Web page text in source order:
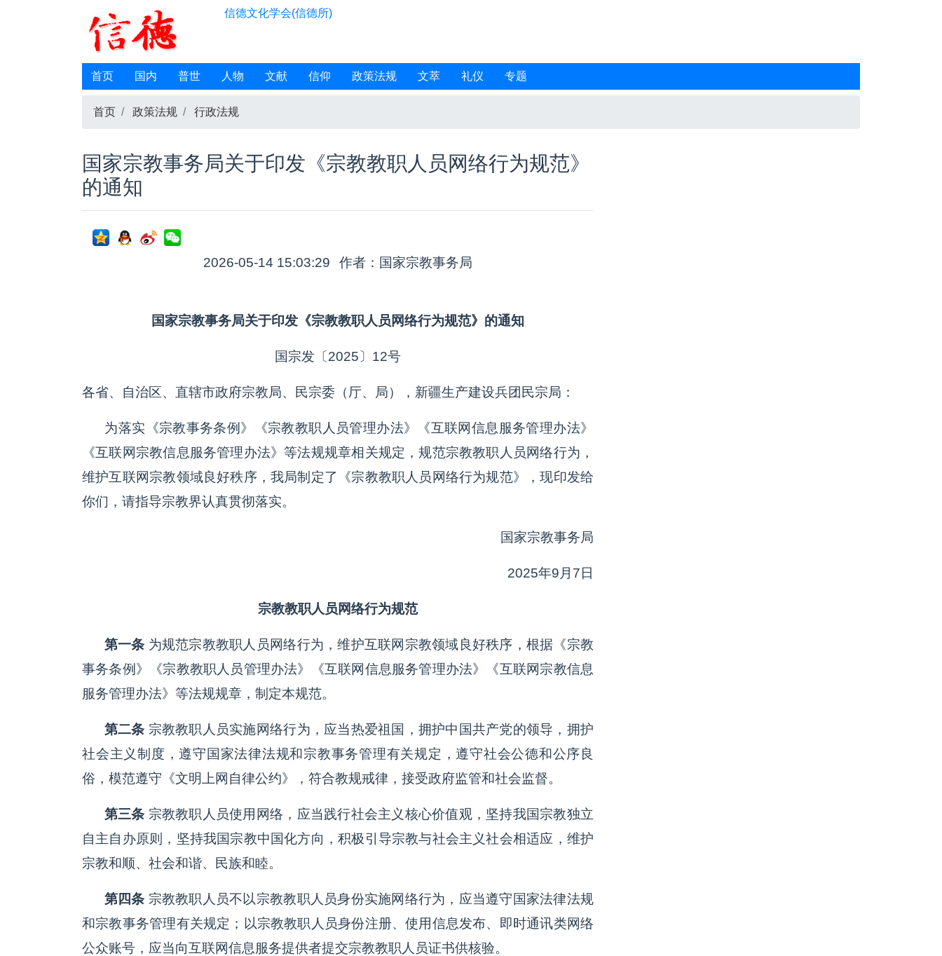
信德文化学会(信德所)
首页 国内 普世 人物 文献 信仰 政策法规 文萃 礼仪 专题
首页 政策法规 行政法规
国家宗教事务局关于印发《宗教教职人员网络行为规范》
的通知
2026-05-14 15:03:29 作者：国家宗教事务局
国家宗教事务局关于印发《宗教教职人员网络行为规范》的通知
国宗发〔2025〕12号
各省、自治区、直辖市政府宗教局、民宗委（厅、局），新疆生产建设兵团民宗局：
为落实《宗教事务条例》《宗教教职人员管理办法》《互联网信息服务管理办法》
《互联网宗教信息服务管理办法》等法规规章相关规定，规范宗教教职人员网络行为，
维护互联网宗教领域良好秩序，我局制定了《宗教教职人员网络行为规范》，现印发给
你们，请指导宗教界认真贯彻落实。
国家宗教事务局
2025年9月7日
宗教教职人员网络行为规范
第一条 为规范宗教教职人员网络行为，维护互联网宗教领域良好秩序，根据《宗教
事务条例》《宗教教职人员管理办法》《互联网信息服务管理办法》《互联网宗教信息
服务管理办法》等法规规章，制定本规范。
第二条 宗教教职人员实施网络行为，应当热爱祖国，拥护中国共产党的领导，拥护
社会主义制度，遵守国家法律法规和宗教事务管理有关规定，遵守社会公德和公序良
俗，模范遵守《文明上网自律公约》，符合教规戒律，接受政府监管和社会监督。
第三条 宗教教职人员使用网络，应当践行社会主义核心价值观，坚持我国宗教独立
自主自办原则，坚持我国宗教中国化方向，积极引导宗教与社会主义社会相适应，维护
宗教和顺、社会和谐、民族和睦。
第四条 宗教教职人员不以宗教教职人员身份实施网络行为，应当遵守国家法律法规
和宗教事务管理有关规定；以宗教教职人员身份注册、使用信息发布、即时通讯类网络
公众账号，应当向互联网信息服务提供者提交宗教教职人员证书供核验。